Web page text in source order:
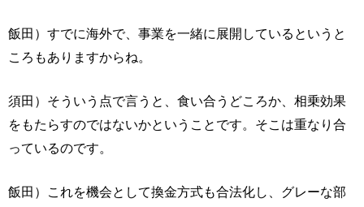
飯田）すでに海外で、事業を一緒に展開しているというと
ころもありますからね。
須田）そういう点で言うと、食い合うどころか、相乗効果
をもたらすのではないかということです。そこは重なり合
っているのです。
飯田）これを機会として換金方式も合法化し、グレーな部